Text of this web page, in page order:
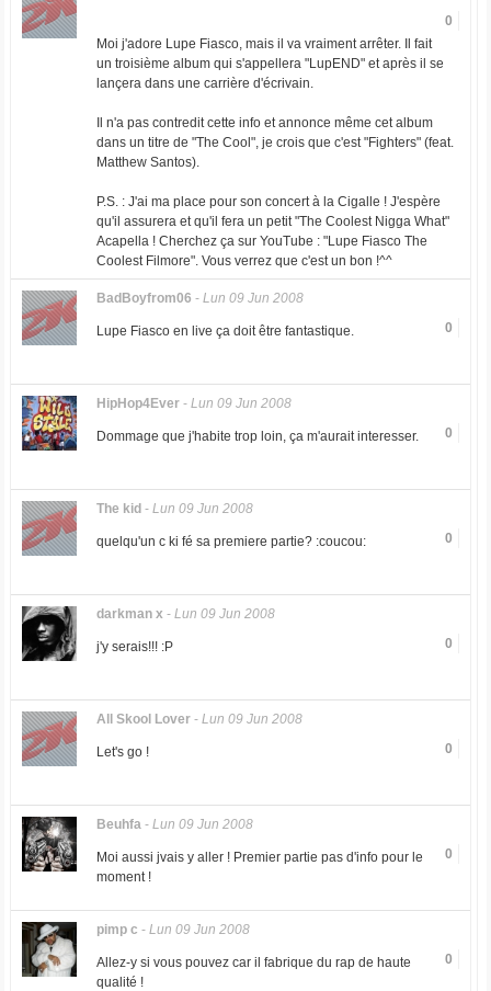
0
Moi j'adore Lupe Fiasco, mais il va vraiment arrêter. Il fait
un troisième album qui s'appellera "LupEND" et après il se
lançera dans une carrière d'écrivain.
Il n'a pas contredit cette info et annonce même cet album
dans un titre de "The Cool", je crois que c'est "Fighters" (feat.
Matthew Santos).
P.S. : J'ai ma place pour son concert à la Cigalle ! J'espère
qu'il assurera et qu'il fera un petit "The Coolest Nigga What"
Acapella ! Cherchez ça sur YouTube : "Lupe Fiasco The
Coolest Filmore". Vous verrez que c'est un bon !^^
BadBoyfrom06 - Lun 09 Jun 2008
0
Lupe Fiasco en live ça doit être fantastique.
HipHop4Ever- Lun 09 Jun 2008
0
Dommage que j'habite trop loin, ça m'aurait interesser.
The kid - Lun 09 Jun 2008
0
quelqu'un c ki fé sa premiere partie? :coucou:
darkman x - Lun 09 Jun 2008
0
j'y serais!!! :P
All Skool Lover- Lun 09 Jun 2008
0
Let's go !
Beuhfa- Lun 09 Jun 2008
0
Moi aussi jvais y aller ! Premier partie pas d'info pour le
moment !
pimp c - Lun 09 Jun 2008
0
Allez-y si vous pouvez car il fabrique du rap de haute
qualité !